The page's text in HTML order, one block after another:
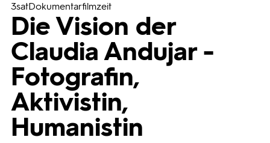
Mediathek
Trailer
Bilder
3satDokumentarfilmzeit
Die Vision der
Claudia Andujar -
Fotografin,
Aktivistin,
Humanistin